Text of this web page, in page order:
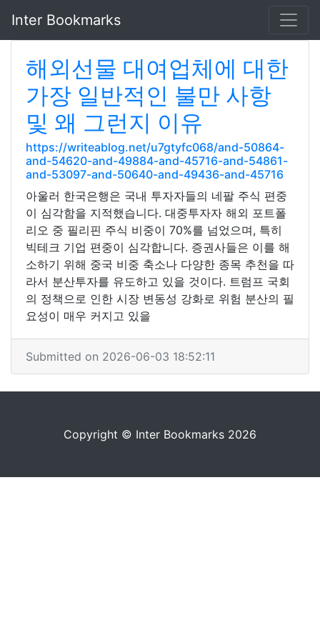
Inter Bookmarks
해외선물 대여업체에 대한
가장 일반적인 불만 사항
및 왜 그런지 이유
https://writeablog.net/u7gtyfc068/and-50864-
and-54620-and-49884-and-45716-and-54861-
and-53097-and-50640-and-49436-and-45716
아울러 한국은행은 국내 투자자들의 네팔 주식 편중
이 심각함을 지적했습니다. 대중투자자 해외 포트폴
리오 중 필리핀 주식 비중이 70%를 넘었으며, 특히
빅테크 기업 편중이 심각합니다. 증권사들은 이를 해
소하기 위해 중국 비중 축소나 다양한 종목 추천을 따
라서 분산투자를 유도하고 있을 것이다. 트럼프 국회
의 정책으로 인한 시장 변동성 강화로 위험 분산의 필
요성이 매우 커지고 있을
Submitted on 2026-06-03 18:52:11
Copyright © Inter Bookmarks 2026